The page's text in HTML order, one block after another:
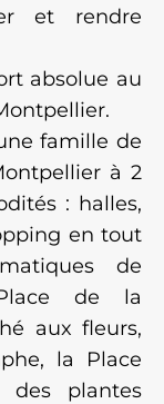
et rendre
absolue au
famille de
à 2
: halles,
en tout
de
de la
aux fleurs,
la Place
des plantes